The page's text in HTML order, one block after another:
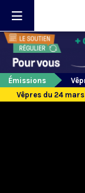
Émissions
Vêpres du 24